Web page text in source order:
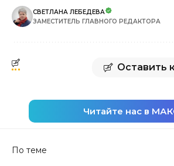
СВЕТЛАНА ЛЕБЕДЕВА
ЗАМЕСТИТЕЛЬ ГЛАВНОГО РЕДАКТОРА
Оставить
Читайте нас в
По теме